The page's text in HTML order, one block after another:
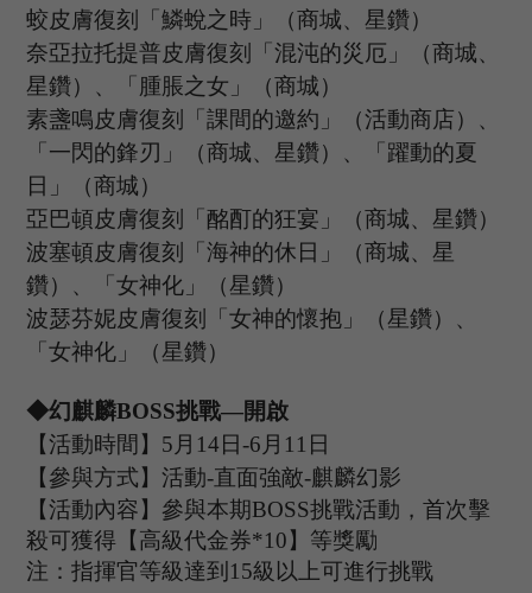
蛟皮膚復刻「鱗蛻之時」（商城、星鑽）
奈亞拉托提普皮膚復刻「混沌的災厄」（商城、
星鑽）、「腫脹之女」（商城）
素盞鳴皮膚復刻「課間的邀約」（活動商店）、
「一閃的鋒刃」（商城、星鑽）、「躍動的夏
日」（商城）
亞巴頓皮膚復刻「酩酊的狂宴」（商城、星鑽）
波塞頓皮膚復刻「海神的休日」（商城、星
鑽）、「女神化」（星鑽）
波瑟芬妮皮膚復刻「女神的懷抱」（星鑽）、
「女神化」（星鑽）
◆幻麒麟BOSS挑戰—開啟
【活動時間】 5 月 14日-6 月 11 日
【參與方式】 活動-直面強敵-麒麟幻影
【活動內容】參與本期BOSS挑戰活動，首次擊
殺可獲得【高級代金券*10】等獎勵
注：指揮官等級達到 15級以上可進行挑戰